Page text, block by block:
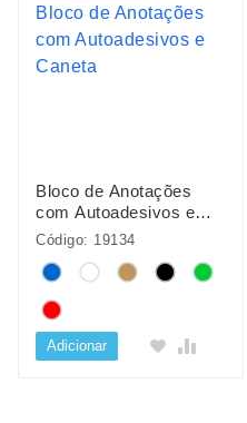
Bloco de Anotações
com Autoadesivos e
Caneta
Código: 19134
Adicionar